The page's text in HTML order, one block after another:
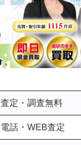
査定・調査無料
電話・WEB査定